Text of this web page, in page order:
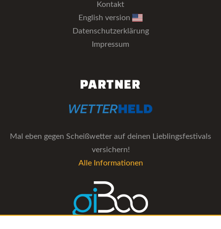
Kontakt
English version
Datenschutzerklärung
Impressum
PARTNER
Mal eben gegen Scheißwetter auf deinen Lieblingsfestivals
versichern!
Alle Informationen